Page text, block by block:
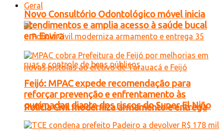
Geral
Polícia Civil moderniza armamento e entrega
Novo Consultório Odontológico móvel inicia
atendimentos e amplia acesso à saúde bucal
em Envira
Feijó: MPAC expede recomendação para
reforçar prevenção e enfrentamento às
queimadas diante dos riscos do Super El Niño